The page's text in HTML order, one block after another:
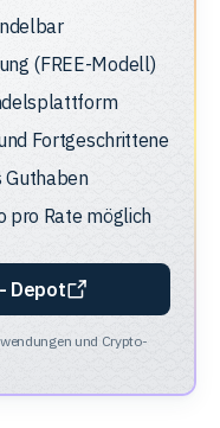
(FREE-Modell)
Fortgeschrittene
Guthaben
pro Rate möglich
Depot
und Crypto-